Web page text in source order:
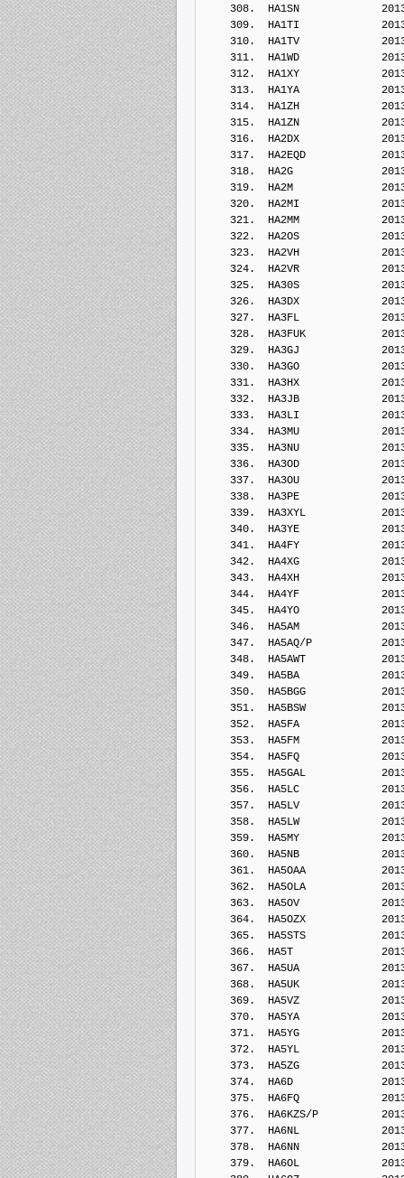
308.  HA1SN
309.  HA1TI
310.  HA1TV
311.  HA1WD
312.  HA1XY
313.  HA1YA
314.  HA1ZH
315.  HA1ZN
316.  HA2DX
317.  HA2EQD
318.  HA2G
319.  HA2M
320.  HA2MI
321.  HA2MM
322.  HA2OS
323.  HA2VH
324.  HA2VR
325.  HA30S
326.  HA3DX
327.  HA3FL
328.  HA3FUK
329.  HA3GJ
330.  HA3GO
331.  HA3HX
332.  HA3JB
333.  HA3LI
334.  HA3MU
335.  HA3NU
336.  HA3OD
337.  HA3OU
338.  HA3PE
339.  HA3XYL
340.  HA3YE
341.  HA4FY
342.  HA4XG
343.  HA4XH
344.  HA4YF
345.  HA4YO
346.  HA5AM
347.  HA5AQ/P
348.  HA5AWT
349.  HA5BA
350.  HA5BGG
351.  HA5BSW
352.  HA5FA
353.  HA5FM
354.  HA5FQ
355.  HA5GAL
356.  HA5LC
357.  HA5LV
358.  HA5LW
359.  HA5MY
360.  HA5NB
361.  HA5OAA
362.  HA5OLA
363.  HA5OV
364.  HA5OZX
365.  HA5STS
366.  HA5T
367.  HA5UA
368.  HA5UK
369.  HA5VZ
370.  HA5YA
371.  HA5YG
372.  HA5YL
373.  HA5ZG
374.  HA6D
375.  HA6FQ
376.  HA6KZS/P
377.  HA6NL
378.  HA6NN
379.  HA6OL